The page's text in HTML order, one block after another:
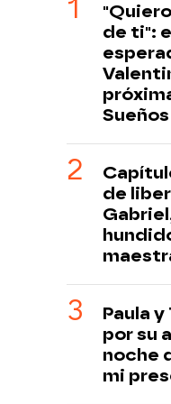
de ti":
de
Paula
por su
noche
mi